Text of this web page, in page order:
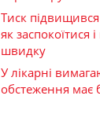
Тиск
як заспокоїтися
швидку
У лікарні
обстеження має